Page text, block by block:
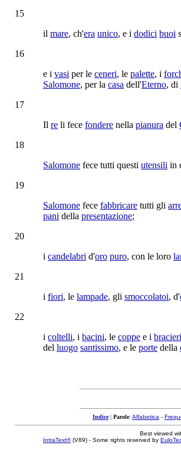
15
il mare, ch'era unico, e i dodici buoi
16
e i vasi per le ceneri, le palette, i
Salomone, per la casa dell'Eterno, di
17
Il re li fece fondere nella pianura del
18
Salomone fece tutti questi utensili in
19
Salomone fece fabbricare tutti gli
pani della presentazione;
20
i candelabri d'oro puro, con le loro
21
i fiori, le lampade, gli smoccolatoi, d'
22
i coltelli, i bacini, le coppe e i bracieri
del luogo santissimo, e le porte della
Indice| Parole: Alfabetica -
Best viewed
IntraText®(V89) - Some rights reserved by